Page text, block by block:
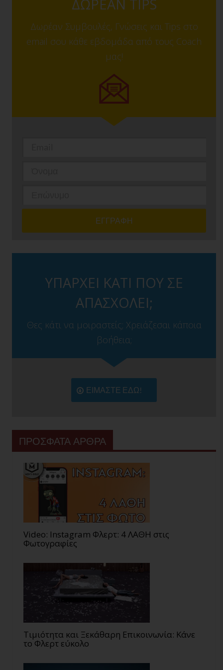
ΔΩΡΕΑΝ TIPS
Δωρέαν Συμβουλές, Γνώσεις και Tips στο
email σου κάθε εβδομάδα από τους Coach
μας!
ΥΠΑΡΧΕΙ ΚΑΤΙ ΠΟΥ ΣΕ
ΑΠΑΣΧΟΛΕΙ;
Θες κάτι να μοιραστείς; Χρειάζεσαι κάποια
βοήθεια;
ΕΙΜΑΣΤΕ ΕΔΩ!
ΠΡΟΣΦΑΤΑ ΑΡΘΡΑ
Video: Instagram Φλερτ: 4 ΛΑΘΗ στις
Φωτογραφίες
Τιμιότητα και Ξεκάθαρη Επικοινωνία: Κάνε
το Φλερτ εύκολο